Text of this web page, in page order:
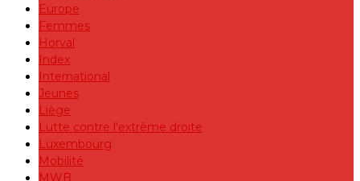
Europe
Femmes
Horval
Index
International
Jeunes
Liège
Lutte contre l'extrême droite
Luxembourg
Mobilité
MWB